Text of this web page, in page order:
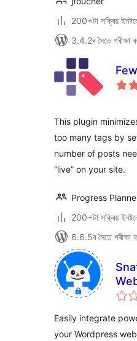
200+টা সক্ৰিয়
3.4.2ৰ সৈতে পৰীক্ষা
This plugin
too many tags by
number of posts
“live” on your site.
Progress
200+টা সক্ৰিয়
6.6.5ৰ সৈতে পৰীক্ষা
Easily integrate
your Wordpress